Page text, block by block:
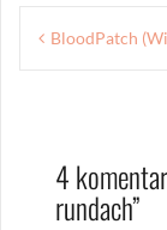
Nawigacja
BloodPatch
4
rundach”